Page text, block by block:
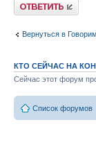
Ответить
Вернуться в
КТО СЕЙЧАС НА
Сейчас этот форум
Список форумов